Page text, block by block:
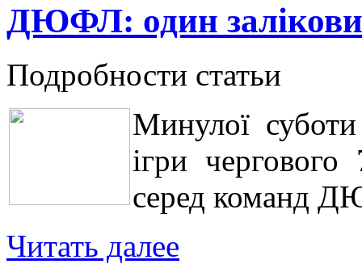
ДЮФЛ: один
Подробности статьи
Минулої
ігри
серед команд
Читать далее